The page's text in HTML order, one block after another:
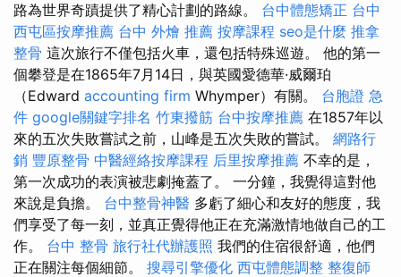
路為世界奇蹟提供了精心計劃的路線。 台中體態矯正 台中
西屯區按摩推薦 台中 外燴 推薦 按摩課程 seo是什麼 推拿
整骨 這次旅行不僅包括火車，還包括特殊巡遊。 他的第一
個攀登是在1865年7月14日，與英國愛德華·威爾珀
（Edward accounting firm Whymper）有關。 台胞證 急
件 google關鍵字排名 竹東撥筋 台中按摩推薦 在1857年以
來的五次失敗嘗試之前，山峰是五次失敗的嘗試。 網路行
銷 豐原整骨 中醫經絡按摩課程 后里按摩推薦 不幸的是，
第一次成功的表演被悲劇掩蓋了。 一分鐘，我覺得這對他
來說是負擔。 台中整骨神醫 多虧了細心和友好的態度，我
們享受了每一刻，並真正覺得他正在充滿激情地做自己的工
作。 台中 整骨 旅行社代辦護照 我們的住宿很舒適，他們
正在關注每個細節。 搜尋引擎優化 西屯體態調整 整復師